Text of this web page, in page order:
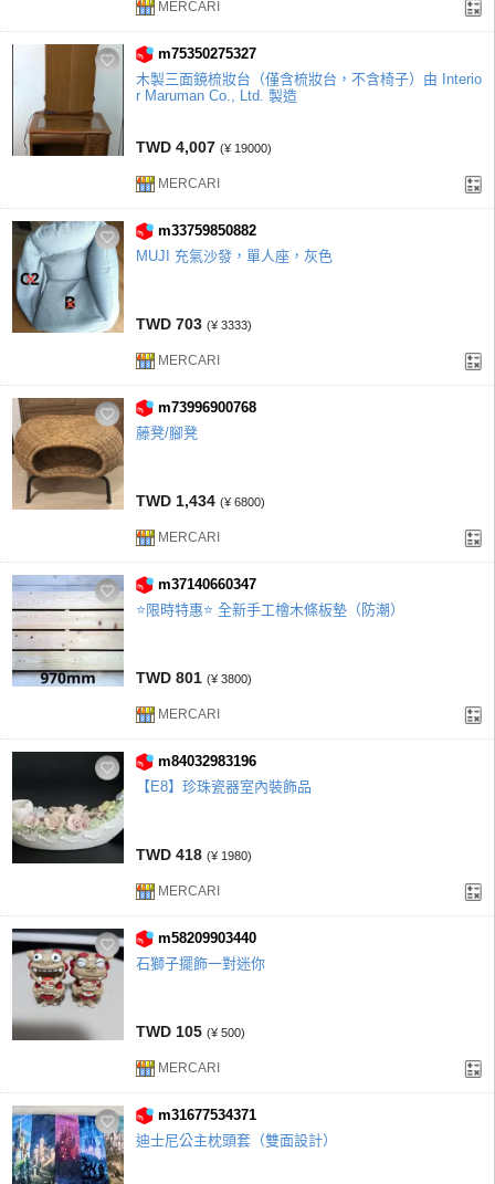
MERCARI
m75350275327
木製三面鏡梳妝台（僅含梳妝台，不含椅子）由 Interio
r Maruman Co., Ltd. 製造
TWD 4,007 (¥ 19000)
MERCARI
m33759850882
MUJI 充氣沙發，單人座，灰色
TWD 703 (¥ 3333)
MERCARI
m73996900768
藤凳/腳凳
TWD 1,434 (¥ 6800)
MERCARI
m37140660347
⭐限時特惠⭐ 全新手工檜木條板墊（防潮）
TWD 801 (¥ 3800)
MERCARI
m84032983196
【E8】珍珠瓷器室內裝飾品
TWD 418 (¥ 1980)
MERCARI
m58209903440
石獅子擺飾一對迷你
TWD 105 (¥ 500)
MERCARI
m31677534371
迪士尼公主枕頭套（雙面設計）